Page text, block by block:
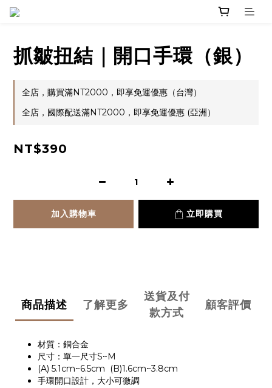
抓皺扭結｜開口手環（銀）
全店，購買滿NT2000，即享免運優惠（台灣）
全店，國際配送滿NT2000，即享免運優惠 (亞洲）
NT$390
加入購物車 立即購買
商品描述 了解更多
送貨及付
款方式
顧客評價
材質：銅合金
尺寸：單一尺寸S~M
(A) 5.1cm~6.5cm (B)1.6cm~3.8cm
手環開口設計，大小可微調